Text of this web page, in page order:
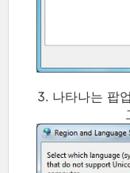
3. 나타나는 팝